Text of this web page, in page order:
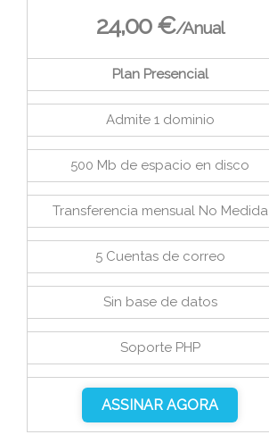
24,00 €/Anual
Plan Presencial
Admite 1 dominio
500 Mb de espacio en disco
Transferencia mensual No Medida
5 Cuentas de correo
Sin base de datos
Soporte PHP
ASSINAR AGORA